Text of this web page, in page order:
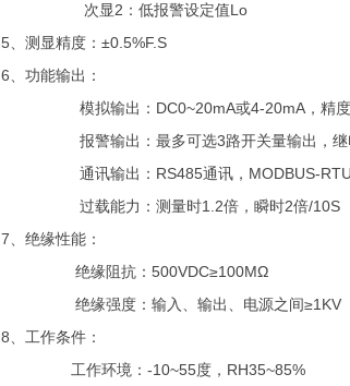
次显2：低报警设定值Lo
5、测显精度：±0.5%F.S
6、功能输出：
模拟输出：DC0~20mA或4-20mA，精度
报警输出：最多可选3路开关量输出，继电
通讯输出：RS485通讯，MODBUS-RTU
过载能力：测量时1.2倍，瞬时2倍/10S
7、绝缘性能：
绝缘阻抗：500VDC≥100MΩ
绝缘强度：输入、输出、电源之间≥1KV
8、工作条件：
工作环境：-10~55度，RH35~85%